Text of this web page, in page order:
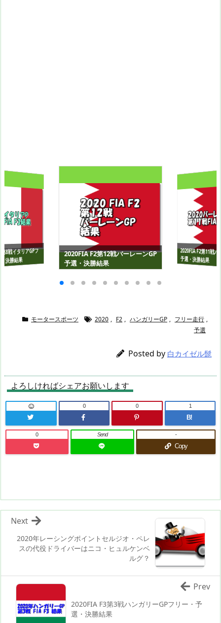
8戦イタリアGPフ
決勝結果
2020FIA F2第12戦バーレーンGP
予選・決勝結果
2020FIA F2第11戦
予選・決勝結果
モータースポーツ 2020 , F2 , ハンガリーGP , フリー走行 ,
予選
Posted by 白カイゼル髭
よろしければシェアお願いします
0 0
B!
1
0 Send
Copy
-
2020年レーシングポイントセルジオ・ペレ
スの代役ドライバーはニコ・ヒュルケンベ
ルグ？
Next
2020FIA F3第3戦ハンガリーGPフリー・予
選・決勝結果
Prev